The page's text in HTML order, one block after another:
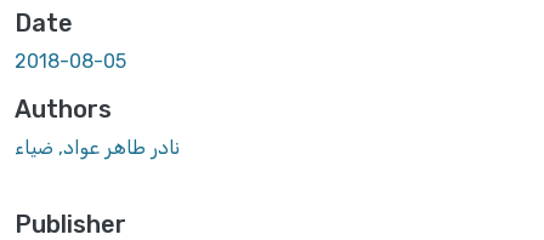
Date
2018-08-05
Authors
نادر طاهر عواد, ضياء
Publisher